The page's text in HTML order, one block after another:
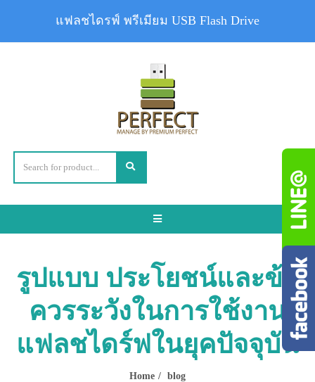
Toggle
รูปแบบ ประโยชน์และข้อ
ควรระวังในการใช้งาน
แฟลชไดร์ฟในยุคปัจจุบัน
Home
blog
แฟลชไดรฟ์ พรีเมียม USB Flash Drive